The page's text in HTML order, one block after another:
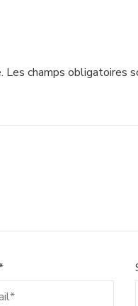
Les champs obligatoires